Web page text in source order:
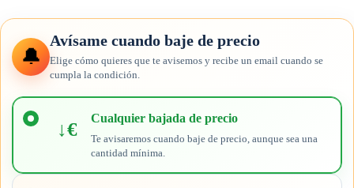
🔔
Avísame cuando baje de precio
Elige cómo quieres que te avisemos y recibe un email cuando se
cumpla la condición.
Elige
cuándo
quieres
aviso
↓€
Cualquier bajada de precio
Te avisaremos cuando baje de precio, aunque sea una
cantidad mínima.